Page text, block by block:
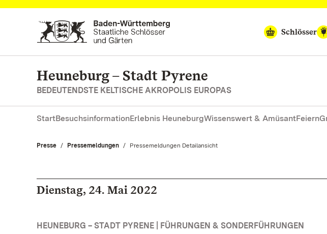
Zum Hauptinhalt springen
Schlösser
Heuneburg – Stadt Pyrene
BEDEUTENDSTE KELTISCHE AKROPOLIS EUROPAS
StartBesuchsinformationErlebnis HeuneburgWissenswert & AmüsantFeiern
Presse Pressemeldungen Aktuell:
Pressemeldungen Detailansicht
Dienstag, 24. Mai 2022
HEUNEBURG – STADT PYRENE | FÜHRUNGEN & SONDERFÜHRUNGEN